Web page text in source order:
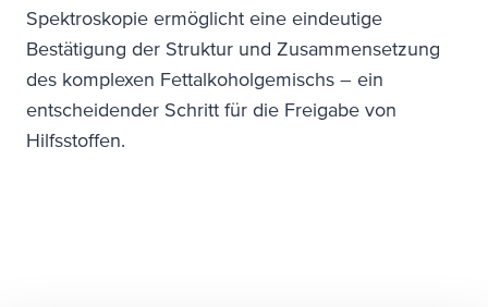
Spektroskopie ermöglicht eine eindeutige
Bestätigung der Struktur und Zusammensetzung
des komplexen Fettalkoholgemischs – ein
entscheidender Schritt für die Freigabe von
Hilfsstoffen.